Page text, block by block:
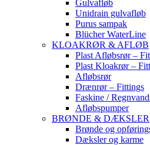
Gulvafløb
Unidrain gulvafløb
Purus sampak
Blücher WaterLine
KLOAKRØR & AFLØB
Plast Afløbsrør –
Plast Kloakrør –
Afløbsrør
Drænrør – Fittings
Faskine /
Afløbspumper
BRØNDE & DÆKSLER
Brønde og
Dæksler og karme